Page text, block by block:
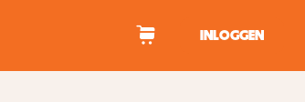
INLOGGEN